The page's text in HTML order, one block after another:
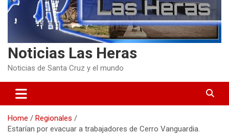
Noticias Las Heras
Noticias de Santa Cruz y el mundo
Home
Regionales
Estarían por evacuar a trabajadores de Cerro Vanguardia.